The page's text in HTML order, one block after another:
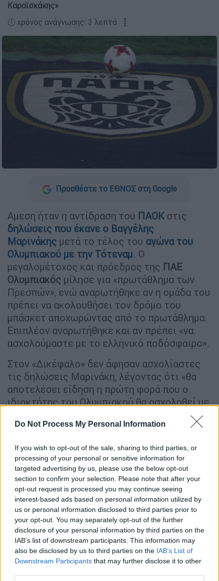
Do Not Process My Personal Information
If you wish to opt-out of the sale, sharing to third parties, or
processing of your personal or sensitive information for
targeted advertising by us, please use the below opt-out
section to confirm your selection. Please note that after your
opt-out request is processed you may continue seeing
interest-based ads based on personal information utilized by
us or personal information disclosed to third parties prior to
your opt-out. You may separately opt-out of the further
disclosure of your personal information by third parties on the
IAB’s list of downstream participants. This information may
also be disclosed by us to third parties on the IAB’s List of
Downstream Participants that may further disclose it to other
Καραϊσκάκης»
🕛 χρόνος ανάγνωσης: 3 λεπτά ┋
Προσθέστε το ΕΘΝΟΣ στη Google
Αμεση ήταν η αντίδραση του ΠΑΟΚ στις
δηλώσεις που έκανε ο Βαγγέλης
Μαρινάκης μετά το τέλος του αγώνα του
Ολυμπιακού με την Τότεναμ. Ο
μεγαλομέτοχος και πρόεδρος της ΠΑΕ
Ολυμπιακός μίλησε για «πρωτάθλημα των
Πρεσπών», ενώ αναρωτήθηκε αν η ομάδα του
πρέπει να ακολουθήσει τον δρόμο του
μπάσκετ αποχωρώντας από το πρωτάθλημα.
Επιπλέον αναρωτήθηκε και αν πρέπει «να
ασχολούμαστε με το ελληνικό ποδόσφαιρο».
Στον «Δικέφαλο» δεν άφησαν ασχολίαστες
τις δηλώσεις Μαρινάκη, λέγοντας ότι «θα
αποτελέσει είδηση η πρώτη φορά που ο
ιδιοκτήτης του Ολυμπιακού θα ασχοληθεί με
προκαλούν εφιάλτες». Παράλληλα,
ποδοσφαίρου που ανέφερε ο πρόεδρος του
Ολυμπιακού, υπενθυμίζονταςτην πρόσφατη
«τεχνική δυσλειτουργία του VAR» στην
πρεμιέρα του πρωταθλήματοςστο Γ.
Καραϊσκάκης στο ματς με τον Αστέρα
Τρίπολης, οπότε η υπήρξε η πρώτη αλλοίωση
αποτελέσματος στη φετινή Super League.